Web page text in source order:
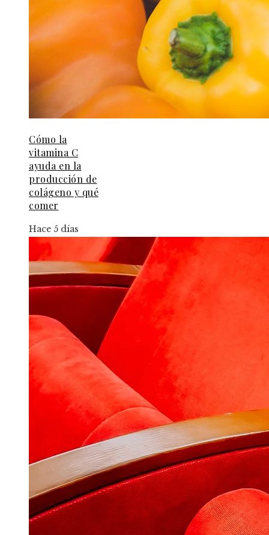
Cómo la
vitamina C
ayuda en la
producción de
colágeno y qué
comer
Hace 5 días